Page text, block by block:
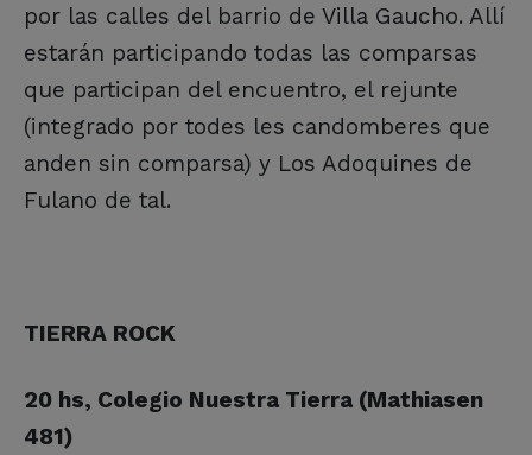
por las calles del barrio de Villa Gaucho. Allí
estarán participando todas las comparsas
que participan del encuentro, el rejunte
(integrado por todes les candomberes que
anden sin comparsa) y Los Adoquines de
Fulano de tal.
TIERRA ROCK
20 hs, Colegio Nuestra Tierra (Mathiasen
481)